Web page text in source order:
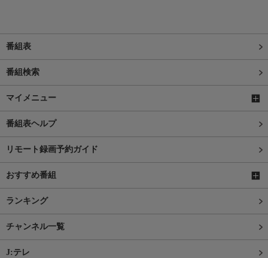
番組表
番組検索
マイメニュー
番組表ヘルプ
リモート録画予約ガイド
おすすめ番組
ランキング
チャンネル一覧
J:テレ